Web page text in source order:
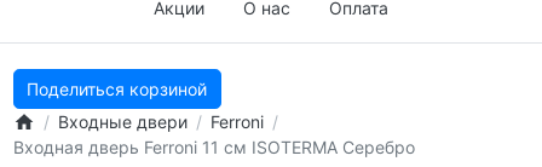
Акции О нас Оплата
Поделиться корзиной
Входные двери
Ferroni
Входная дверь Ferroni 11 см ISOTERMA Серебро